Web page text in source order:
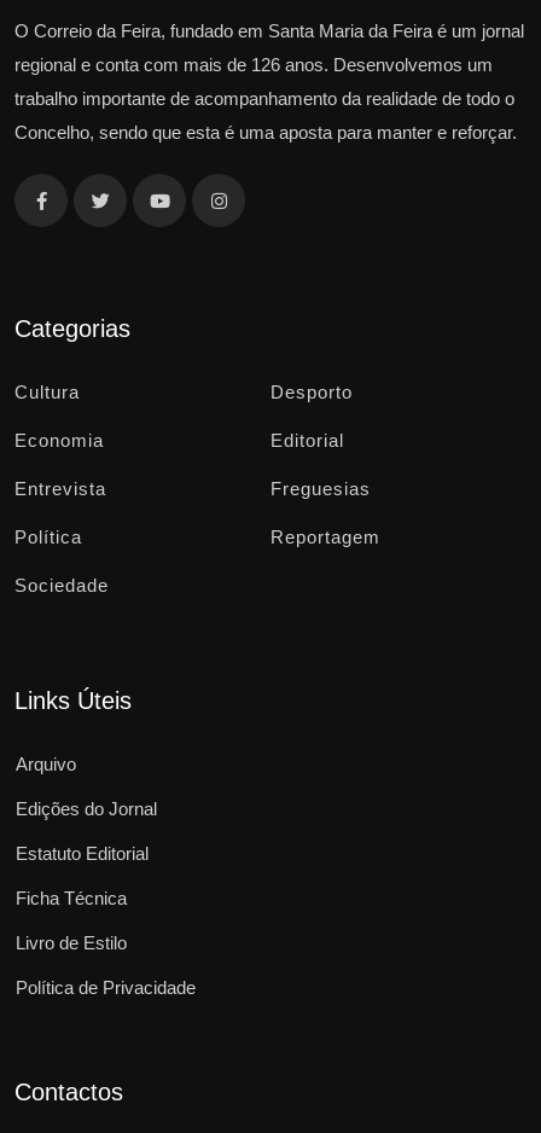
O Correio da Feira, fundado em Santa Maria da Feira é um jornal
regional e conta com mais de 126 anos. Desenvolvemos um
trabalho importante de acompanhamento da realidade de todo o
Concelho, sendo que esta é uma aposta para manter e reforçar.
Categorias
Cultura Desporto
Economia Editorial
Entrevista Freguesias
Política Reportagem
Sociedade
Links Úteis
Arquivo
Edições do Jornal
Estatuto Editorial
Ficha Técnica
Livro de Estilo
Política de Privacidade
Contactos